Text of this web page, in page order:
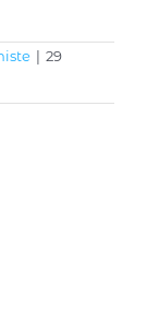
| 29